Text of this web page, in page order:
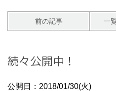
前の記事 一
続々公開中！
公開日：2018/01/30(火)